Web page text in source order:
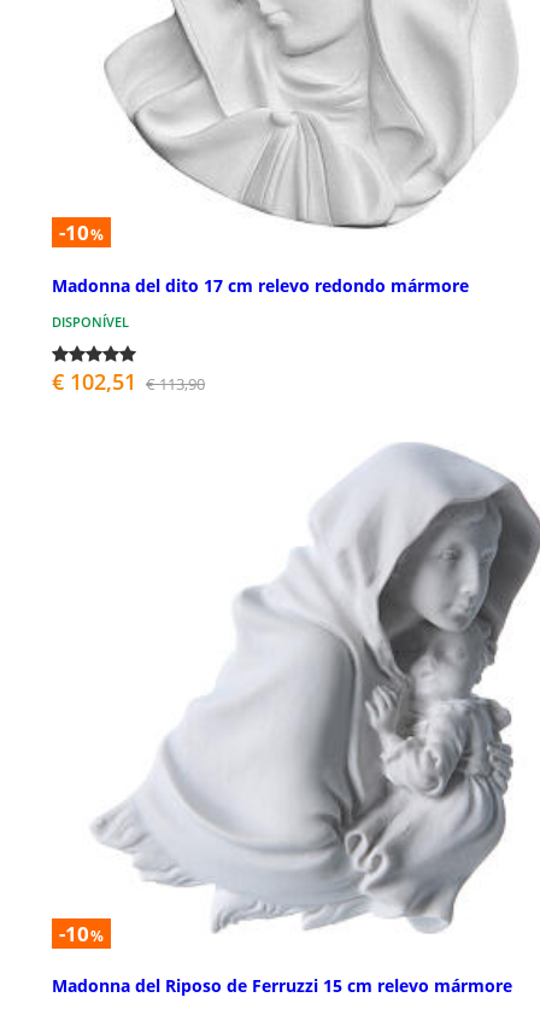
-10%
Madonna del dito 17 cm relevo redondo mármore
DISPONÍVEL
€ 102,51 € 113,90
-10%
Madonna del Riposo de Ferruzzi 15 cm relevo mármore